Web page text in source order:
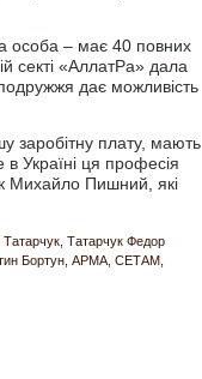
особа – має 40 повних
секті «АллатРа» дала
дає можливість
заробітну плату, мають
Україні ця професія
Михайло Пишний, які
Татарчук Федор
Бортун АРМА СЕТАМ